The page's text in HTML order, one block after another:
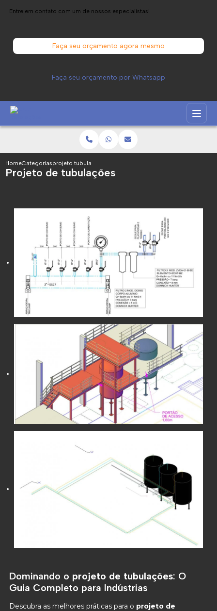
Entre em contato com um de nossos especialistas!
Faça seu orçamento agora mesmo
Faça seu orçamento por Whatsapp
HomeCategoriasprojeto tubulacoes
Projeto de tubulações
Dominando o projeto de tubulações: O
Guia Completo para Indústrias
Descubra as melhores práticas para o projeto de